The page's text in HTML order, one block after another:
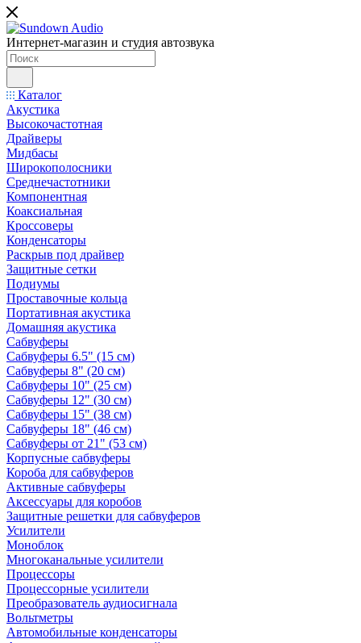
Интернет-магазин и студия автозвука
Каталог
Акустика
Высокочастотная
Драйверы
Мидбасы
Широкополосники
Среднечастотники
Компонентная
Коаксиальная
Кроссоверы
Конденсаторы
Раскрыв под драйвер
Защитные сетки
Подиумы
Проставочные кольца
Портативная акустика
Домашняя акустика
Сабвуферы
Сабвуферы 6.5" (15 см)
Сабвуферы 8" (20 см)
Сабвуферы 10" (25 см)
Сабвуферы 12" (30 см)
Сабвуферы 15" (38 см)
Сабвуферы 18" (46 см)
Сабвуферы от 21" (53 см)
Корпусные сабвуферы
Короба для сабвуферов
Активные сабвуферы
Аксессуары для коробов
Защитные решетки для сабвуферов
Усилители
Моноблок
Многоканальные усилители
Процессоры
Процессорные усилители
Преобразователь аудиосигнала
Вольтметры
Автомобильные конденсаторы